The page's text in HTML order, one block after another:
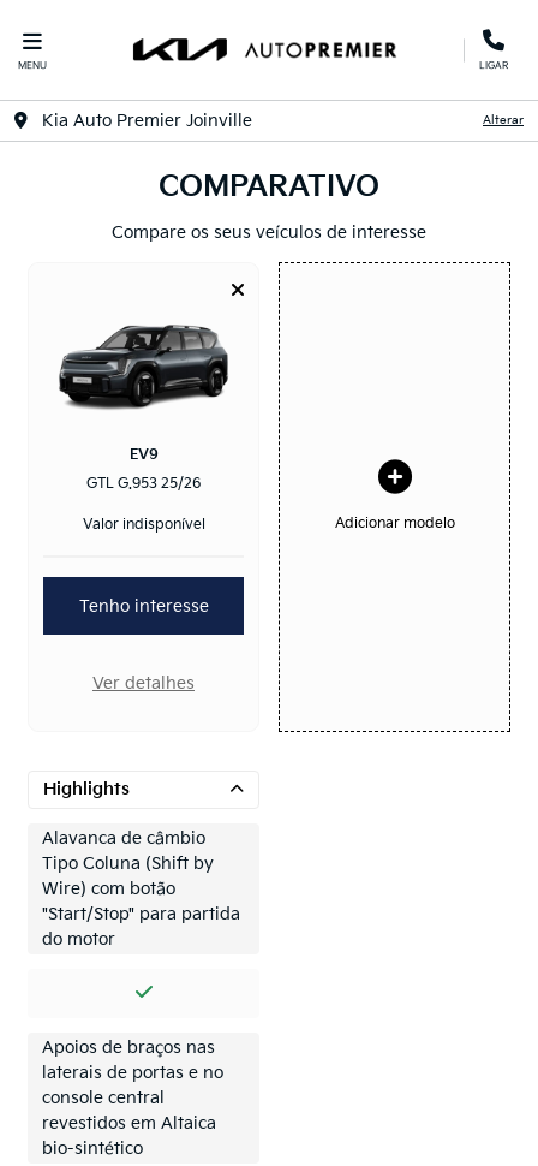
MENU LIGAR
Kia Auto Premier Joinville Alterar
COMPARATIVO
Compare os seus veículos de interesse
EV9
GTL G.953 25/26
Valor indisponível
Tenho interesse
Ver detalhes
Adicionar modelo
Highlights
Alavanca de câmbio
Tipo Coluna (Shift by
Wire) com botão
"Start/Stop" para partida
do motor
Apoios de braços nas
laterais de portas e no
console central
revestidos em Altaica
bio-sintético